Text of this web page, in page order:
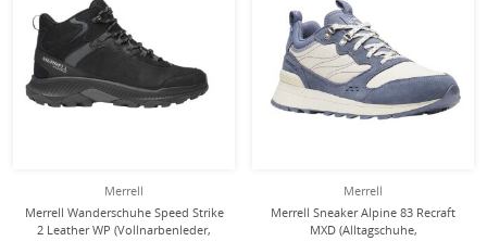
Merrell
Merrell Wanderschuhe Speed Strike
2 Leather WP (Vollnarbenleder,
Merrell
Merrell Sneaker Alpine 83 Recraft
MXD (Alltagschuhe,